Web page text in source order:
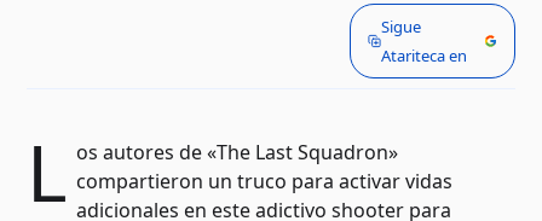
Sigue
Atariteca en
L os autores de «The Last Squadron»
compartieron un truco para activar vidas
adicionales en este adictivo shooter para